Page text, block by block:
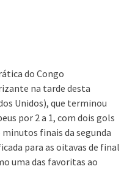
do Congo
na tarde desta
Unidos), que terminou
por 2 a 1, com dois gols
finais da segunda
para as oitavas de final
uma das favoritas ao